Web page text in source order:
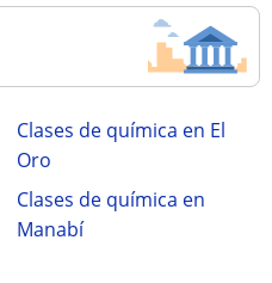
Clases de química en El
Oro
Clases de química en
Manabí